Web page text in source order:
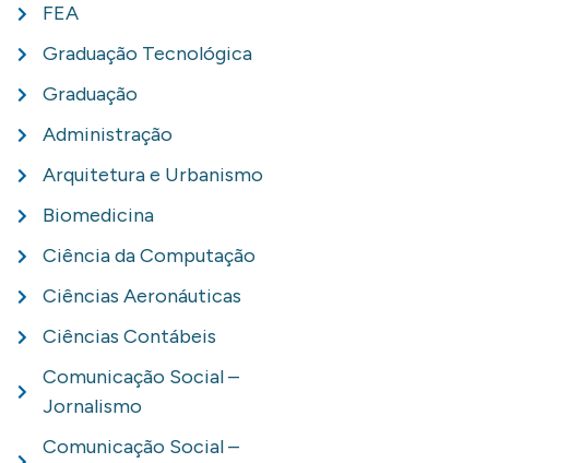
FEA
Graduação Tecnológica
Graduação
Administração
Arquitetura e Urbanismo
Biomedicina
Ciência da Computação
Ciências Aeronáuticas
Ciências Contábeis
Comunicação Social –
Jornalismo
Comunicação Social –